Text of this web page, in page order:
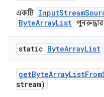
একটি
ByteArrayList
static ByteArrayList
getByteArrayListFrom
stream)